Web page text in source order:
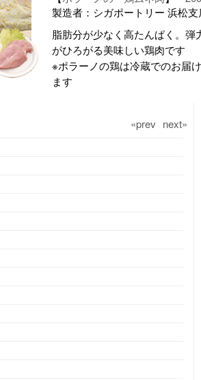
製造者：シガポートリー 浜松
脂肪分が少なく高たんぱく。
がひろがる美味しい鶏肉です
※ポラーノの鶏は冷蔵でのお届
ます
next»
«prev